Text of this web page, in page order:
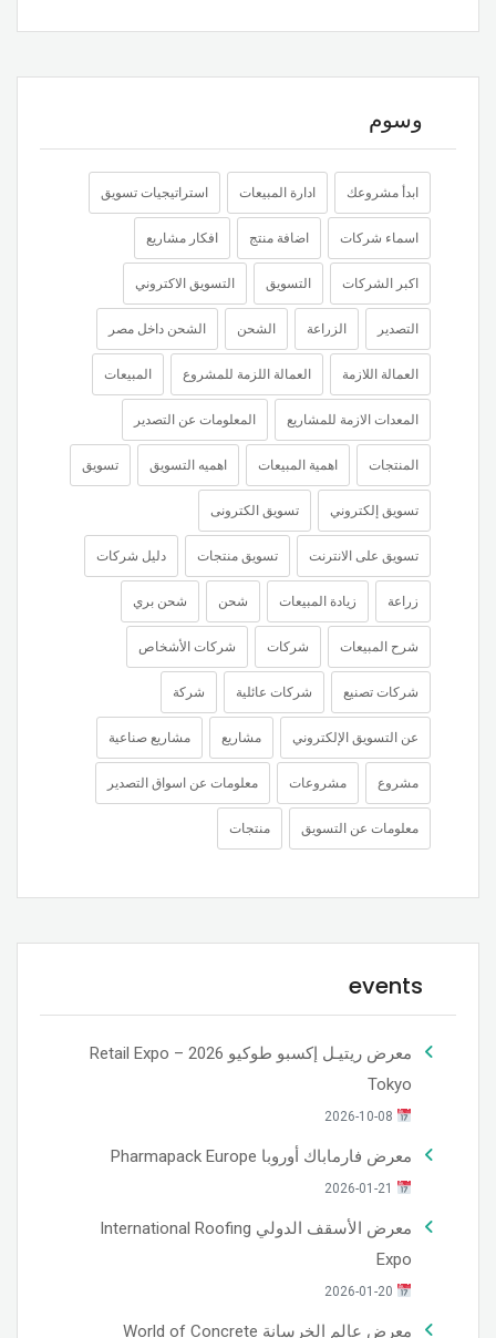
وسوم
ابدأ مشروعك ادارة المبيعات استراتيجيات تسويق
اسماء شركات اضافة منتج افكار مشاريع
اكبر الشركات التسويق التسويق الاكتروني
التصدير الزراعة الشحن الشحن داخل مصر
العمالة اللازمة العمالة اللزمة للمشروع المبيعات
المعدات الازمة للمشاريع المعلومات عن التصدير
المنتجات اهمية المبيعات اهميه التسويق تسويق
تسويق إلكتروني تسويق الكترونى
تسويق على الانترنت تسويق منتجات دليل شركات
زراعة زيادة المبيعات شحن شحن بري
شرح المبيعات شركات شركات الأشخاص
شركات تصنيع شركات عائلية شركة
عن التسويق الإلكتروني مشاريع مشاريع صناعية
مشروع مشروعات معلومات عن اسواق التصدير
معلومات عن التسويق منتجات
events
معرض ريتيـل إكسبو طوكيو 2026 – Retail Expo
Tokyo
معرض فارماباك أوروبا Pharmapack Europe
معرض الأسقف الدولي International Roofing
Expo
معرض عالم الخرسانة World of Concrete